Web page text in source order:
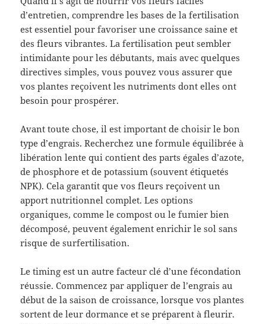
d’entretien, comprendre les bases de la fertilisation
est essentiel pour favoriser une croissance saine et
des fleurs vibrantes. La fertilisation peut sembler
intimidante pour les débutants, mais avec quelques
directives simples, vous pouvez vous assurer que
vos plantes reçoivent les nutriments dont elles ont
besoin pour prospérer.
Avant toute chose, il est important de choisir le bon
type d’engrais. Recherchez une formule équilibrée à
libération lente qui contient des parts égales d’azote,
de phosphore et de potassium (souvent étiquetés
NPK). Cela garantit que vos fleurs reçoivent un
apport nutritionnel complet. Les options
organiques, comme le compost ou le fumier bien
décomposé, peuvent également enrichir le sol sans
risque de surfertilisation.
Le timing est un autre facteur clé d’une fécondation
réussie. Commencez par appliquer de l’engrais au
début de la saison de croissance, lorsque vos plantes
sortent de leur dormance et se préparent à fleurir.